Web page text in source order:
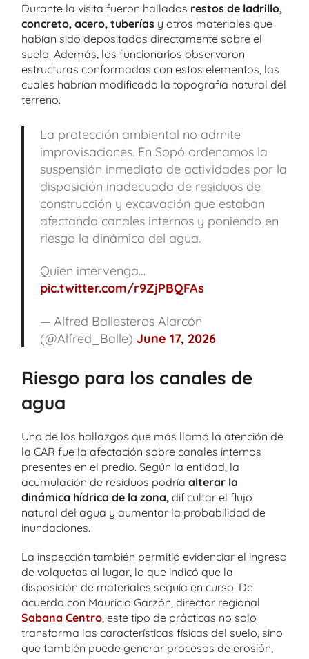
Durante la visita fueron hallados restos de ladrillo,
concreto, acero, tuberías y otros materiales que
habían sido depositados directamente sobre el
suelo. Además, los funcionarios observaron
estructuras conformadas con estos elementos, las
cuales habrían modificado la topografía natural del
terreno.
La protección ambiental no admite
improvisaciones. En Sopó ordenamos la
suspensión inmediata de actividades por la
disposición inadecuada de residuos de
construcción y excavación que estaban
afectando canales internos y poniendo en
riesgo la dinámica del agua.
Quien intervenga…
pic.twitter.com/r9ZjPBQFAs
— Alfred Ballesteros Alarcón
(@Alfred_Balle) June 17, 2026
Riesgo para los canales de
agua
Uno de los hallazgos que más llamó la atención de
la CAR fue la afectación sobre canales internos
presentes en el predio. Según la entidad, la
acumulación de residuos podría alterar la
dinámica hídrica de la zona, dificultar el flujo
natural del agua y aumentar la probabilidad de
inundaciones.
La inspección también permitió evidenciar el ingreso
de volquetas al lugar, lo que indicó que la
disposición de materiales seguía en curso. De
acuerdo con Mauricio Garzón, director regional
Sabana Centro, este tipo de prácticas no solo
transforma las características físicas del suelo, sino
que también puede generar procesos de erosión,